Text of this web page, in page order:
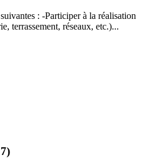
: -Participer à la réalisation
terrassement, réseaux, etc.)...